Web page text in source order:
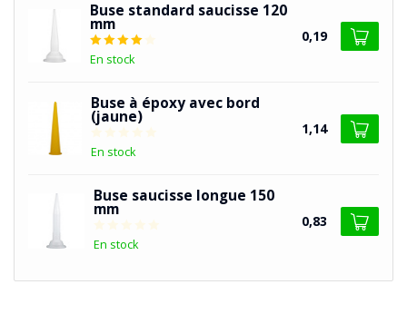
Buse standard saucisse 120
mm
En stock
0,19
Buse à époxy avec bord
(jaune)
En stock
1,14
Buse saucisse longue 150
mm
En stock
0,83